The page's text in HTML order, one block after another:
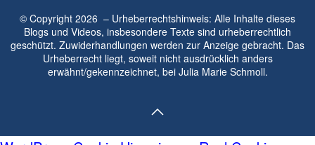
© Copyright 2026 – Urheberrechtshinweis: Alle Inhalte dieses
Blogs und Videos, insbesondere Texte sind urheberrechtlich
geschützt. Zuwiderhandlungen werden zur Anzeige gebracht. Das
Urheberrecht liegt, soweit nicht ausdrücklich anders
erwähnt/gekennzeichnet, bei Julia Marie Schmoll.